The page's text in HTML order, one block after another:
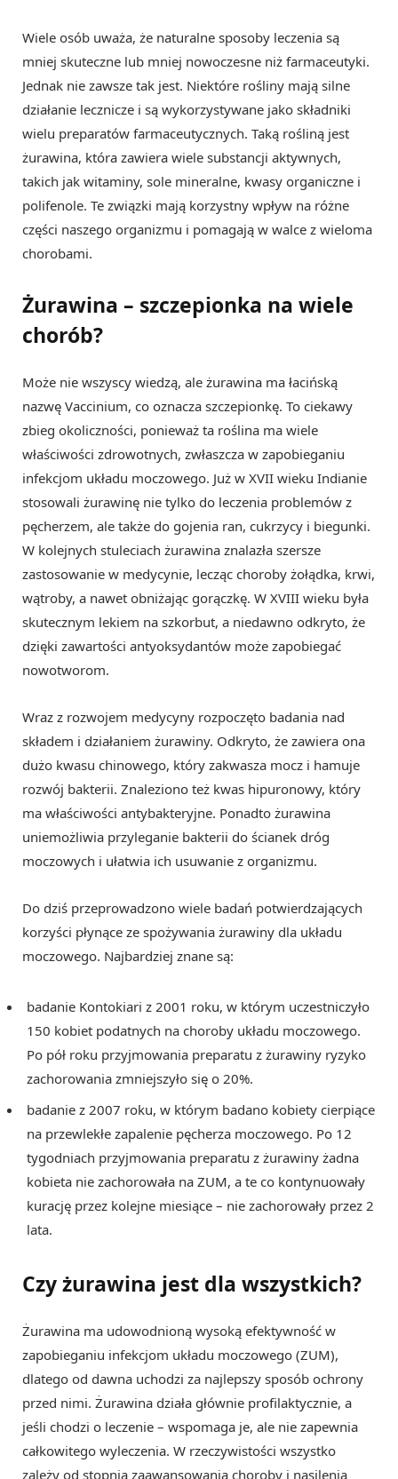
Wiele osób uważa, że naturalne sposoby leczenia są
mniej skuteczne lub mniej nowoczesne niż farmaceutyki.
Jednak nie zawsze tak jest. Niektóre rośliny mają silne
działanie lecznicze i są wykorzystywane jako składniki
wielu preparatów farmaceutycznych. Taką rośliną jest
żurawina, która zawiera wiele substancji aktywnych,
takich jak witaminy, sole mineralne, kwasy organiczne i
polifenole. Te związki mają korzystny wpływ na różne
części naszego organizmu i pomagają w walce z wieloma
chorobami.
Żurawina – szczepionka na wiele
chorób?
Może nie wszyscy wiedzą, ale żurawina ma łacińską
nazwę Vaccinium, co oznacza szczepionkę. To ciekawy
zbieg okoliczności, ponieważ ta roślina ma wiele
właściwości zdrowotnych, zwłaszcza w zapobieganiu
infekcjom układu moczowego. Już w XVII wieku Indianie
stosowali żurawinę nie tylko do leczenia problemów z
pęcherzem, ale także do gojenia ran, cukrzycy i biegunki.
W kolejnych stuleciach żurawina znalazła szersze
zastosowanie w medycynie, lecząc choroby żołądka, krwi,
wątroby, a nawet obniżając gorączkę. W XVIII wieku była
skutecznym lekiem na szkorbut, a niedawno odkryto, że
dzięki zawartości antyoksydantów może zapobiegać
nowotworom.
Wraz z rozwojem medycyny rozpoczęto badania nad
składem i działaniem żurawiny. Odkryto, że zawiera ona
dużo kwasu chinowego, który zakwasza mocz i hamuje
rozwój bakterii. Znaleziono też kwas hipuronowy, który
ma właściwości antybakteryjne. Ponadto żurawina
uniemożliwia przyleganie bakterii do ścianek dróg
moczowych i ułatwia ich usuwanie z organizmu.
Do dziś przeprowadzono wiele badań potwierdzających
korzyści płynące ze spożywania żurawiny dla układu
moczowego. Najbardziej znane są:
badanie Kontokiari z 2001 roku, w którym uczestniczyło
150 kobiet podatnych na choroby układu moczowego.
Po pół roku przyjmowania preparatu z żurawiny ryzyko
zachorowania zmniejszyło się o 20%.
badanie z 2007 roku, w którym badano kobiety cierpiące
na przewlekłe zapalenie pęcherza moczowego. Po 12
tygodniach przyjmowania preparatu z żurawiny żadna
kobieta nie zachorowała na ZUM, a te co kontynuowały
kurację przez kolejne miesiące – nie zachorowały przez 2
lata.
Czy żurawina jest dla wszystkich?
Żurawina ma udowodnioną wysoką efektywność w
zapobieganiu infekcjom układu moczowego (ZUM),
dlatego od dawna uchodzi za najlepszy sposób ochrony
przed nimi. Żurawina działa głównie profilaktycznie, a
jeśli chodzi o leczenie – wspomaga je, ale nie zapewnia
całkowitego wyleczenia. W rzeczywistości wszystko
zależy od stopnia zaawansowania choroby i nasilenia